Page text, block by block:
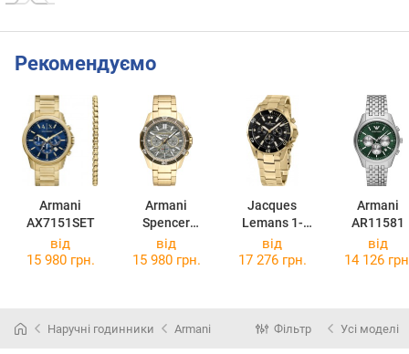
Рекомендуємо
Armani
AX7151SET
Armani
Spencer
AX1970
Jacques
Lemans 1-
2091J
Armani
AR11581
від
15 980 грн.
від
15 980 грн.
від
17 276 грн.
від
14 126
Наручні годинники Armani Фільтр Усі моделі